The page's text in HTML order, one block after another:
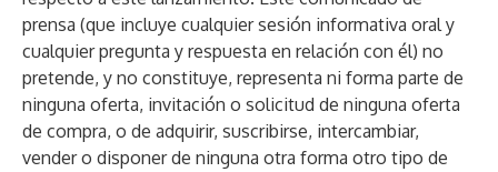
prensa (que incluye cualquier sesión informativa oral y
cualquier pregunta y respuesta en relación con él) no
pretende, y no constituye, representa ni forma parte de
ninguna oferta, invitación o solicitud de ninguna oferta
de compra, o de adquirir, suscribirse, intercambiar,
vender o disponer de ninguna otra forma otro tipo de